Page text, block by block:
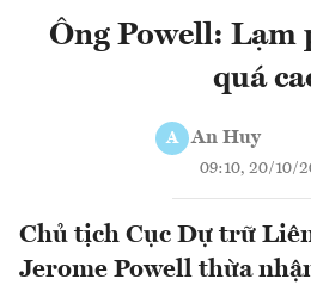
Ông Powell: Lạm
quá
A An Huy
09:10, 20/10/
Chủ tịch Cục Dự trữ
Jerome Powell thừa